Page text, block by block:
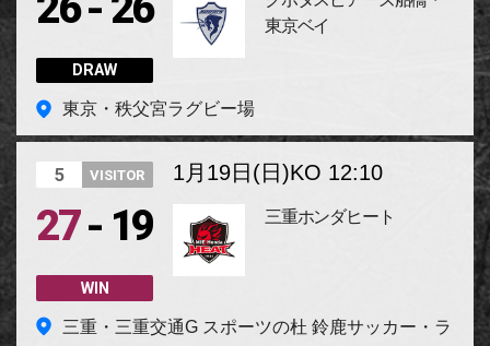
DRAW
東京ベイ
東京・秩父宮ラグビー場
5 VISITOR 1月19日(日)KO 12:10
27- 19
WIN
三重ホンダヒート
三重・三重交通G スポーツの杜 鈴鹿サッカー・ラ